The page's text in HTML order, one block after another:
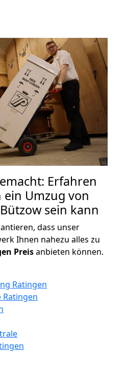
Erfahren
ein Umzug von
sein kann
dass unser
Ihnen nahezu alles zu
Preisanbieten können.
Ratingen